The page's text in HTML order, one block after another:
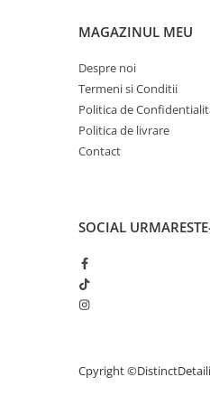
- grosime 25mm
MAGAZINUL MEU
Despre noi
Termeni si Conditii
Politica de
Politica de livrare
Contact
SOCIAL
Cpyright